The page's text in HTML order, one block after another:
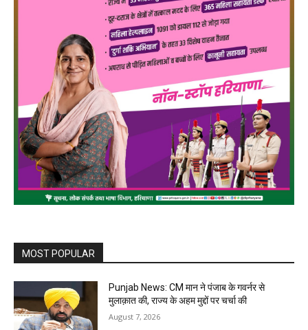
MOST POPULAR
Punjab News: CM मान ने पंजाब के गवर्नर से
मुलाक़ात की, राज्य के अहम मुद्दों पर चर्चा की
August 7, 2026